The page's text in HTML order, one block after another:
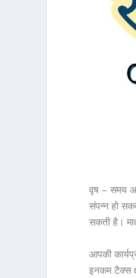
वृष – समय
संपन्न हो
सकती है।
आपकी
इनकम टैक्स